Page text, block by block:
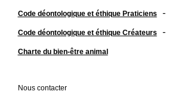
Code déontologique et éthique Praticiens -
Code déontologique et éthique Créateurs -
Charte du bien-être animal
Nous contacter